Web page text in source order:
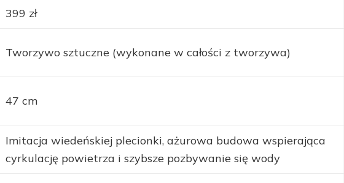
399 zł
Tworzywo sztuczne (wykonane w całości z tworzywa)
47 cm
Imitacja wiedeńskiej plecionki, ażurowa budowa wspierająca
cyrkulację powietrza i szybsze pozbywanie się wody